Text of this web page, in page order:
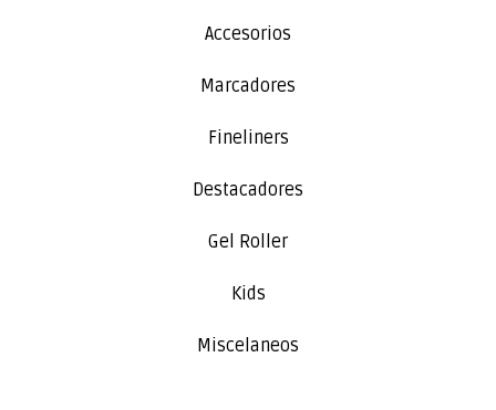
Accesorios
Marcadores
Fineliners
Destacadores
Gel Roller
Kids
Miscelaneos